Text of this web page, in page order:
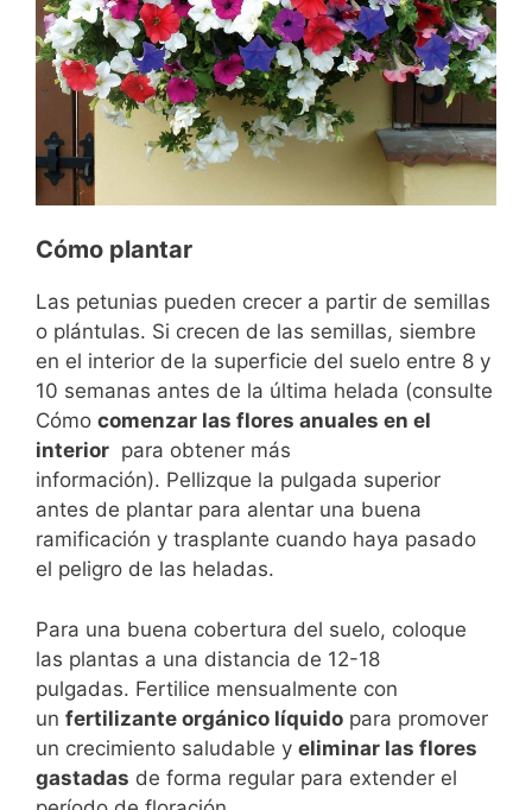
Cómo plantar
Las petunias pueden crecer a partir de semillas
o plántulas. Si crecen de las semillas, siembre
en el interior de la superficie del suelo entre 8 y
10 semanas antes de la última helada (consulte
Cómo comenzar las flores anuales en el
interior para obtener más
información). Pellizque la pulgada superior
antes de plantar para alentar una buena
ramificación y trasplante cuando haya pasado
el peligro de las heladas.
Para una buena cobertura del suelo, coloque
las plantas a una distancia de 12-18
pulgadas. Fertilice mensualmente con
un fertilizante orgánico líquido para promover
un crecimiento saludable y eliminar las flores
gastadas de forma regular para extender el